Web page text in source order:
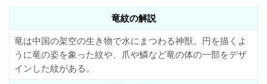
竜紋の解説
竜は中国の架空の生き物で水にまつわる神獣。円を描くよ
うに竜の姿を象った紋や、爪や鱗など竜の体の一部をデザ
インした紋がある。